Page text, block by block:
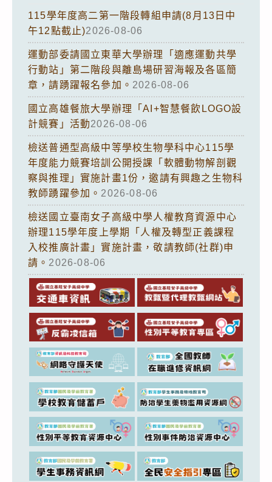
115學年度高二第一階段轉組申請(8月13日中
午12點截止)2026-08-06
運動部委請國立東華大學辦理「適應運動共學
行動站」第二階段與離島場研習海報及各區簡
章，請踴躍報名參加。 2026-08-06
國立高雄餐旅大學辦理「AI+智慧餐飲LOGO設
計競賽」活動2026-08-06
檢送普通型高級中等學校生物學科中心115學
年度能力競賽培訓公開授課「軟體動物解剖觀
察與推理」實施計畫1份，邀請有興趣之生物科
教師踴躍參加。 2026-08-06
檢送國立臺南女子高級中學人權教育資源中心
辦理115學年度上學期「人權及轉型正義課程
入校推廣計畫」實施計畫，敬請教師(社群)申
請。 2026-08-06